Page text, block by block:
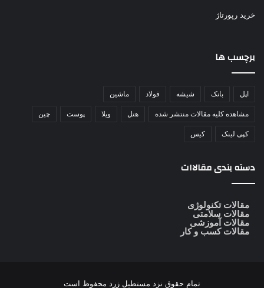
خرید رپورتاژ
برچسب ها
اپل بانک شیشه فولاد ماشین
مشاهده کلیه مقالات منتشر شده هتل ویلا پوست چین
کپی لینک کیس
دسته بندی مقالاات
مقالات تکنولوژی
مقالات سلامتی
مقالات آموزشی
مقالات کسب و کار
تمام حقوق نزد مستطیل زرد محفوظ است